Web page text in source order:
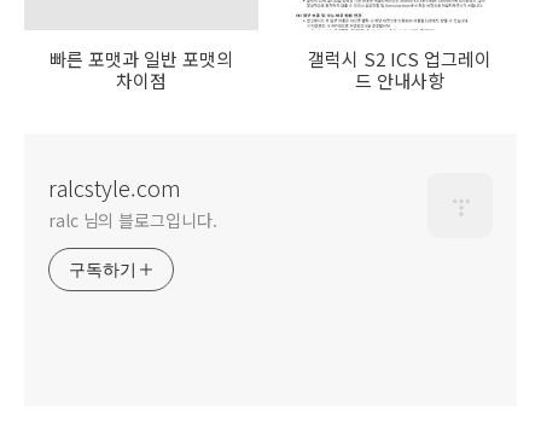
빠른 포맷과 일반 포맷의
차이점
갤럭시 S2 ICS 업그레이
드 안내사항
ralcstyle.com
ralc 님의 블로그입니다.
구독하기